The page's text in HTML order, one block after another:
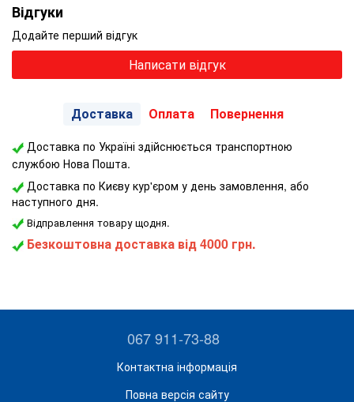
Відгуки
Додайте перший відгук
Написати відгук
Доставка Оплата Повернення
Доставка по Україні здійснюється транспортною
службою Нова Пошта.
Доставка по Києву кур'єром у день замовлення, або
наступного дня.
Відправлення товару щодня.
Безкоштовна доставка від 4000 грн.
067 911-73-88
Контактна інформація
Повна версія сайту